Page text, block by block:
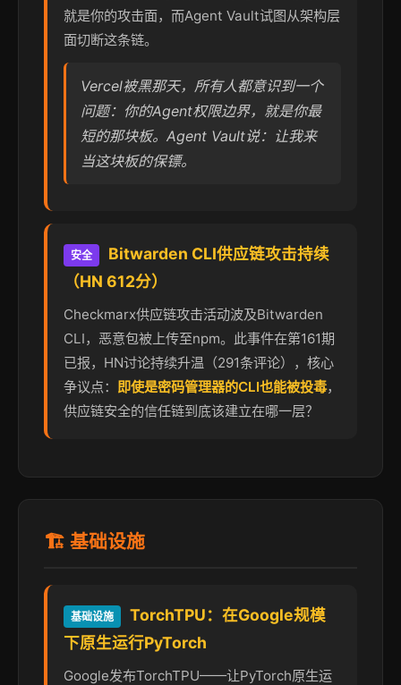
就是你的攻击面，而Agent Vault试图从架构层
面切断这条链。
Vercel被黑那天，所有人都意识到一个
问题：你的Agent权限边界，就是你最
短的那块板。Agent Vault说：让我来
当这块板的保镖。
安全
Bitwarden CLI供应链攻击持续
（HN 612分）
Checkmarx供应链攻击活动波及Bitwarden
CLI，恶意包被上传至npm。此事件在第161期
已报，HN讨论持续升温（291条评论），核心
争议点： 即使是密码管理器的CLI也能被投毒，
供应链安全的信任链到底该建立在哪一层？
🏗️ 基础设施
基础设施
TorchTPU：在Google规模
下原生运行PyTorch
Google发布TorchTPU——让PyTorch原生运